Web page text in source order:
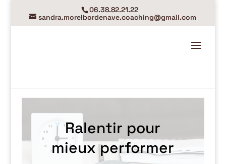
06.38.82.21.22
sandra.morelbordenave.coaching@gmail.com
Ralentir pour
mieux performer